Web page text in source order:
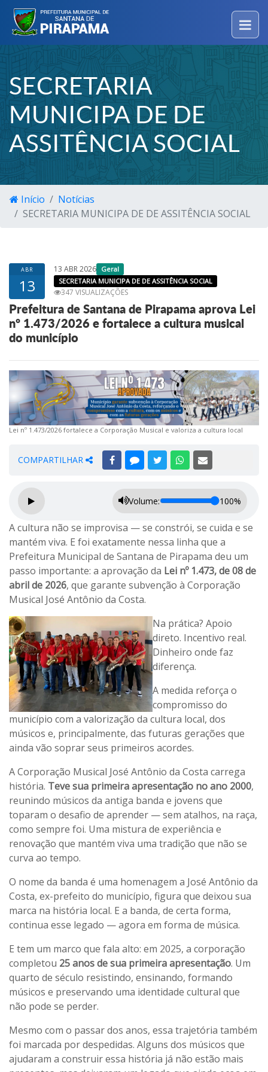
SECRETARIA
MUNICIPA DE DE
ASSITÊNCIA SOCIAL
Início
Notícias
SECRETARIA MUNICIPA DE DE ASSITÊNCIA SOCIAL
ABR
13
13 ABR 2026 Geral
SECRETARIA MUNICIPA DE DE ASSITÊNCIA SOCIAL
347 VISUALIZAÇÕES
Prefeitura de Santana de Pirapama aprova Lei
nº 1.473/2026 e fortalece a cultura musical
do município
Lei nº 1.473/2026 fortalece a Corporação Musical e valoriza a cultura local
COMPARTILHAR
Volume: 100%
A cultura não se improvisa — se constrói, se cuida e se
mantém viva. E foi exatamente nessa linha que a
Prefeitura Municipal de Santana de Pirapama deu um
passo importante: a aprovação da Lei nº 1.473, de 08 de
abril de 2026, que garante subvenção à Corporação
Musical José Antônio da Costa.
Na prática? Apoio
direto. Incentivo real.
Dinheiro onde faz
diferença.
A medida reforça o
compromisso do
município com a valorização da cultura local, dos
músicos e, principalmente, das futuras gerações que
ainda vão soprar seus primeiros acordes.
A Corporação Musical José Antônio da Costa carrega
história. Teve sua primeira apresentação no ano 2000,
reunindo músicos da antiga banda e jovens que
toparam o desafio de aprender — sem atalhos, na raça,
como sempre foi. Uma mistura de experiência e
renovação que mantém viva uma tradição que não se
curva ao tempo.
O nome da banda é uma homenagem a José Antônio da
Costa, ex-prefeito do município, figura que deixou sua
marca na história local. E a banda, de certa forma,
continua esse legado — agora em forma de música.
E tem um marco que fala alto: em 2025, a corporação
completou 25 anos de sua primeira apresentação. Um
quarto de século resistindo, ensinando, formando
músicos e preservando uma identidade cultural que
não pode se perder.
Mesmo com o passar dos anos, essa trajetória também
foi marcada por despedidas. Alguns dos músicos que
ajudaram a construir essa história já não estão mais